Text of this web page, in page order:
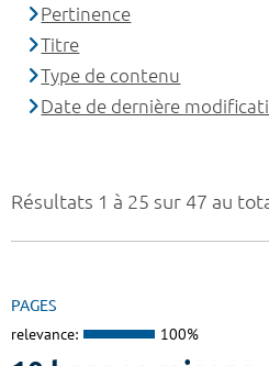
Résultats 1 à 25 sur 47 au
PAGES
relevance: 100%
Pertinence
Titre
Type de contenu
Date de dernière